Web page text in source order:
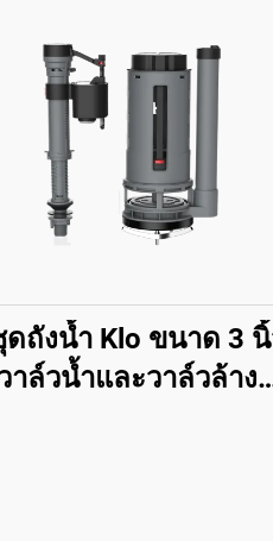
ดถังน้ำ Klo ขนาด 3
าล์วน้ำและวาล์วล้าง